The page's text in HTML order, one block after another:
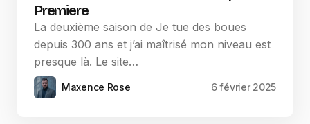
Premiere
La deuxième saison de Je tue des boues
depuis 300 ans et j’ai maîtrisé mon niveau est
presque là. Le site…
Maxence Rose 6 février 2025